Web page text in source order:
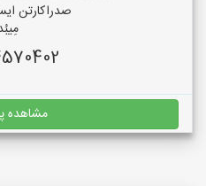
صدراکارتن
مشاهده